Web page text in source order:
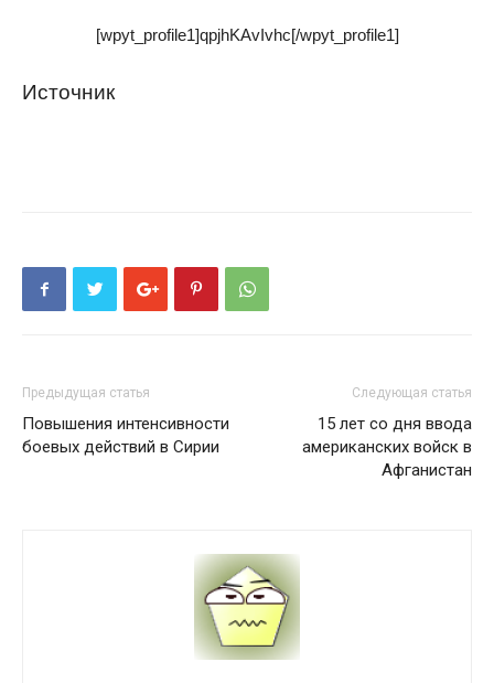
[wpyt_profile1]qpjhKAvIvhc[/wpyt_profile1]
Источник
Предыдущая статья
Повышения интенсивности
боевых действий в Сирии
Следующая статья
15 лет со дня ввода
американских войск в
Афганистан